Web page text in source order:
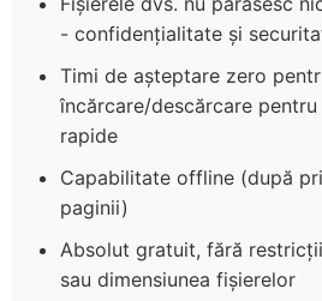
- confidențialitate și
Timi de așteptare zero
încărcare/descărcare
rapide
Capabilitate offline (după
paginii)
Absolut gratuit, fără
sau dimensiunea fișierelor